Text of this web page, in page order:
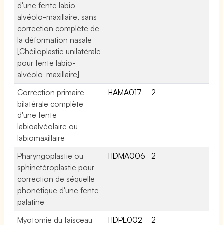
d'une fente labio-
alvéolo-maxillaire, sans
correction complète de
la déformation nasale
[Chéiloplastie unilatérale
pour fente labio-
alvéolo-maxillaire]
Correction primaire
bilatérale complète
d'une fente
labioalvéolaire ou
labiomaxillaire
HAMA017 2
Pharyngoplastie ou
sphinctéroplastie pour
correction de séquelle
phonétique d'une fente
palatine
HDMA006 2
Myotomie du faisceau
HDPE002 2